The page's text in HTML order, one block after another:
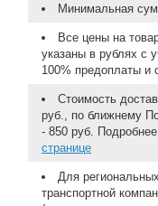
Минимальная
Все цены на
указаны в рублях с
100% предоплаты и
Стоимость
руб., по ближнему
- 850 руб.
странице
Для
транспортной